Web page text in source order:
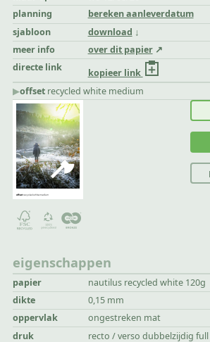
planning
bereken aanleverdatum
sjabloon
download
meer info
over dit papier
directe link
kopieer link
▶︎offset recycled white medium
eigenschappen
papier
nautilus recycled white 120g
dikte
0,15 mm
oppervlak
ongestreken mat
druk
recto / verso dubbelzijdig